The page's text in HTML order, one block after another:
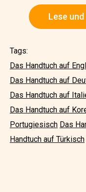
Lese
Tags:
Das Handtuch auf
Das Handtuch auf
Das Handtuch auf
Das Handtuch auf
Portugiesisch Das
Handtuch auf Türkisch